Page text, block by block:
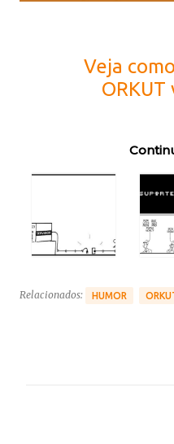
Veja
ORKUT
Relacionados: HUMOR